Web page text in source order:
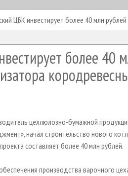
ЦБК инвестирует более 40 млн
более 40
целлюлозно-бумажной
начал строительство нового
составляет более 40 млн рублей.
производства варочного